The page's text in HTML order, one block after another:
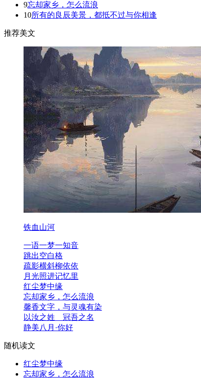
9忘却家乡，怎么流浪
10所有的良辰美景，都抵不过与你相逢
推荐美文
铁血山河
一语一梦一知音
跳出空白格
疏影横斜柳依依
月光照进记忆里
红尘梦中缘
忘却家乡，怎么流浪
馨香文字，与灵魂有染
以汝之姓 冠吾之名
静美八月·你好
随机读文
红尘梦中缘
忘却家乡，怎么流浪